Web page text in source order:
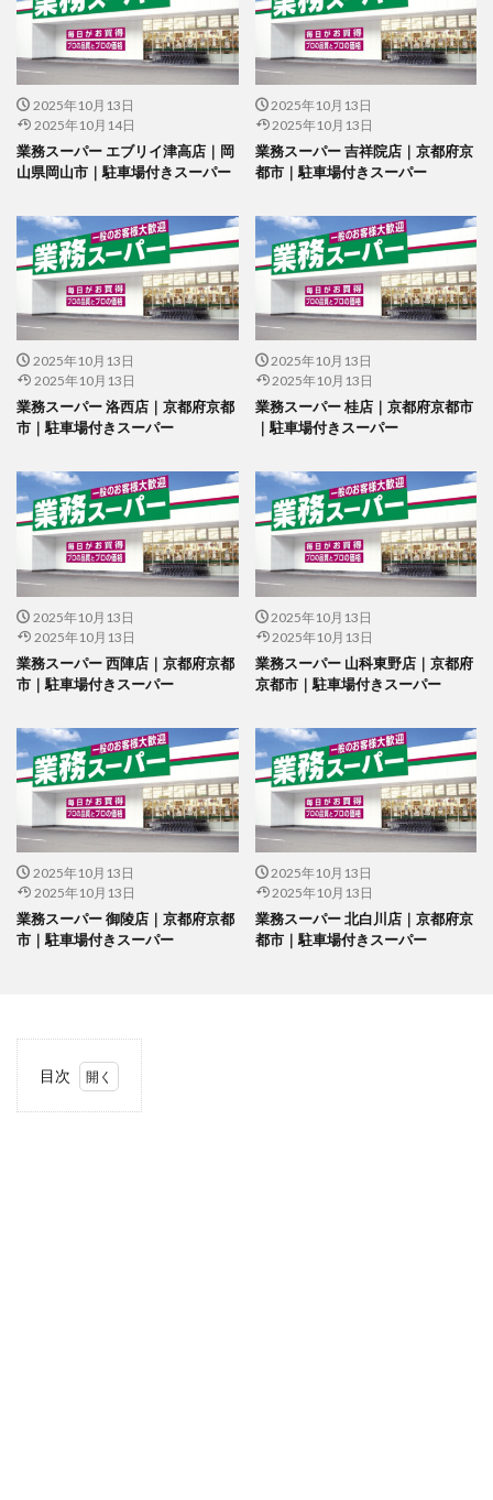
2025年10月13日
2025年10月14日
業務スーパー エブリイ津高店｜岡
山県岡山市｜駐車場付きスーパー
2025年10月13日
2025年10月13日
業務スーパー 吉祥院店｜京都府京
都市｜駐車場付きスーパー
2025年10月13日
2025年10月13日
業務スーパー 洛西店｜京都府京都
市｜駐車場付きスーパー
2025年10月13日
2025年10月13日
業務スーパー 桂店｜京都府京都市
｜駐車場付きスーパー
2025年10月13日
2025年10月13日
業務スーパー 西陣店｜京都府京都
市｜駐車場付きスーパー
2025年10月13日
2025年10月13日
業務スーパー 山科東野店｜京都府
京都市｜駐車場付きスーパー
2025年10月13日
2025年10月13日
業務スーパー 御陵店｜京都府京都
市｜駐車場付きスーパー
2025年10月13日
2025年10月13日
業務スーパー 北白川店｜京都府京
都市｜駐車場付きスーパー
目次